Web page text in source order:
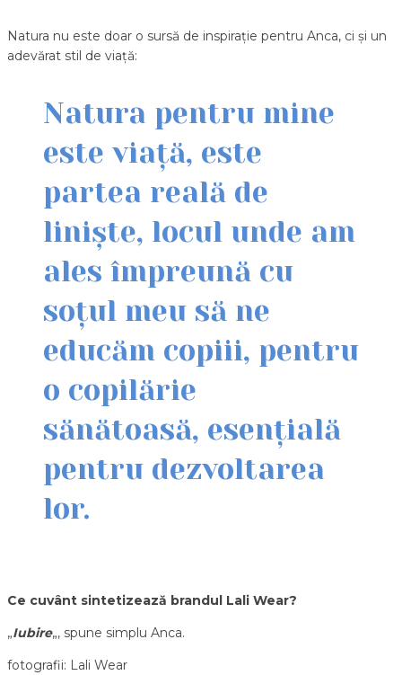
Natura nu este doar o sursă de inspirație pentru Anca, ci și un
adevărat stil de viață:
Natura pentru mine
este viață, este
partea reală de
liniște, locul unde am
ales împreună cu
soțul meu să ne
educăm copiii, pentru
o copilărie
sănătoasă, esențială
pentru dezvoltarea
lor.
Ce cuvânt sintetizează brandul Lali Wear?
„Iubire„, spune simplu Anca.
fotografii: Lali Wear